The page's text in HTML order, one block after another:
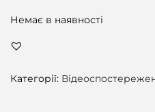
Немає в наявності
Категорії: